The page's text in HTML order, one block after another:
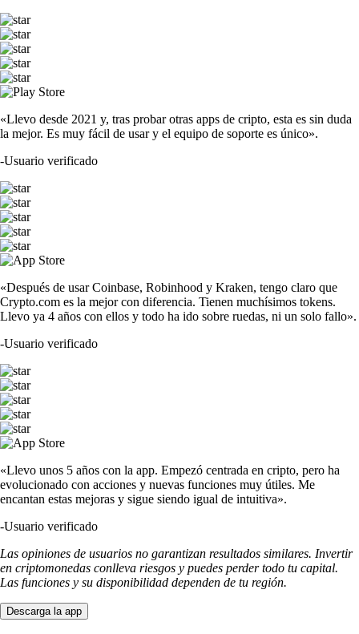
«Llevo desde 2021 y, tras probar otras apps de cripto, esta es sin duda
la mejor. Es muy fácil de usar y el equipo de soporte es único».
-Usuario verificado
«Después de usar Coinbase, Robinhood y Kraken, tengo claro que
Crypto.com es la mejor con diferencia. Tienen muchísimos tokens.
Llevo ya 4 años con ellos y todo ha ido sobre ruedas, ni un solo fallo».
-Usuario verificado
«Llevo unos 5 años con la app. Empezó centrada en cripto, pero ha
evolucionado con acciones y nuevas funciones muy útiles. Me
encantan estas mejoras y sigue siendo igual de intuitiva».
-Usuario verificado
Las opiniones de usuarios no garantizan resultados similares. Invertir
en criptomonedas conlleva riesgos y puedes perder todo tu capital.
Las funciones y su disponibilidad dependen de tu región.
Descarga la app